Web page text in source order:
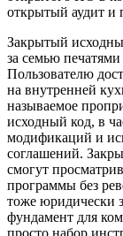
открытый аудит и
Закрытый
за семью
Пользователю
на внутренней
называемое
исходный код, в
модификаций и
соглашений.
смогут
программы без
тоже юридически
фундамент для
просто набор